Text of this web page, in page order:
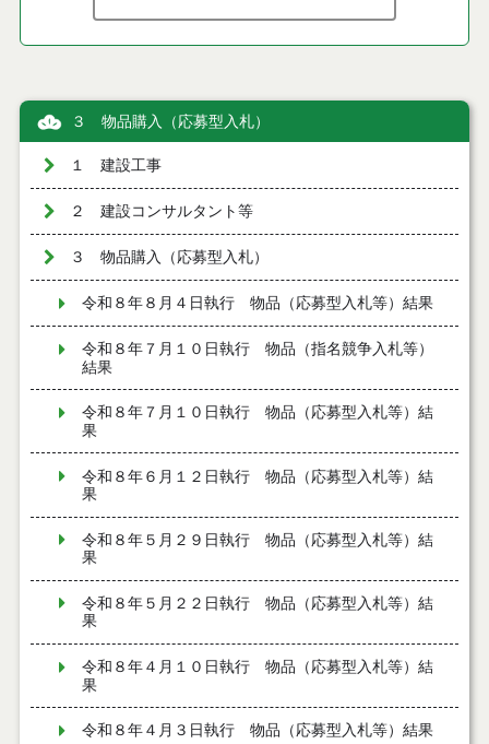
３ 物品購入（応募型入札）
１ 建設工事
２ 建設コンサルタント等
３ 物品購入（応募型入札）
令和８年８月４日執行 物品（応募型入札等）結果
令和８年７月１０日執行 物品（指名競争入札等）
結果
令和８年７月１０日執行 物品（応募型入札等）結
果
令和８年６月１２日執行 物品（応募型入札等）結
果
令和８年５月２９日執行 物品（応募型入札等）結
果
令和８年５月２２日執行 物品（応募型入札等）結
果
令和８年４月１０日執行 物品（応募型入札等）結
果
令和８年４月３日執行 物品（応募型入札等）結果